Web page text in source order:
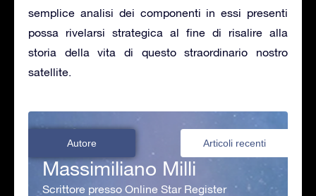
semplice analisi dei componenti in essi presenti
possa rivelarsi strategica al fine di risalire alla
storia della vita di questo straordinario nostro
satellite.
Autore Articoli recenti
Massimiliano Milli
Scrittore presso Online Star Register